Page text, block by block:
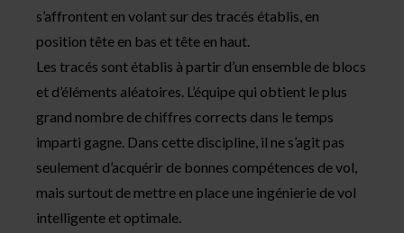
s’affrontent en volant sur des tracés établis, en
position tête en bas et tête en haut.
Les tracés sont établis à partir d’un ensemble de blocs
et d’éléments aléatoires. L’équipe qui obtient le plus
grand nombre de chiffres corrects dans le temps
imparti gagne. Dans cette discipline, il ne s’agit pas
seulement d’acquérir de bonnes compétences de vol,
mais surtout de mettre en place une ingénierie de vol
intelligente et optimale.